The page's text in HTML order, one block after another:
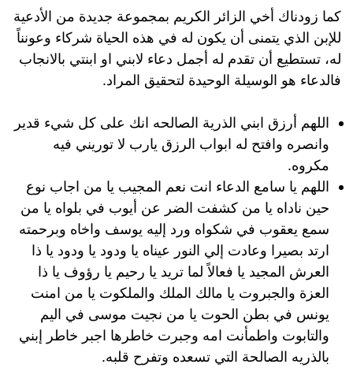
كما زودناك أخي الزائر الكريم بمجموعة جديدة من الأدعية
للإبن الذي يتمنى أن يكون له في هذه الحياة شركاء وعونناً
له، تستطيع أن تقدم له أجمل دعاء لابني او ابنتي بالانجاب
فالدعاء هو الوسيلة الوحيدة لتحقيق المراد.
اللهم أرزق ابني الذرية الصالحه انك على كل شيء قدير
وانصره وافتح له ابواب الرزق يارب لا توريني فيه
مكروه.
اللهم يا سامع الدعاء انت نعم المجيب يا من اجاب نوع
حين ناداه يا من كشفت الضر عن أيوب في بلواه يا من
سمع يعقوب في شكواه ورد إليه يوسف واخاه وبرحمته
ارتد بصيرا وعادت إلي النور عيناه يا ودود يا ودود يا ذا
العرش المجيد يا فعالاً لما تريد يا رحيم يا رؤوف يا ذا
العزة والجبروت يا مالك الملك والملكوت يا من امنت
يونس في بطن الحوت يا من نجيت موسى في اليم
والتابوت واطمأنت امه وجبرت خاطرها اجبر خاطر إبني
بالذريه الصالحة التي تسعده وتفرح قلبه.